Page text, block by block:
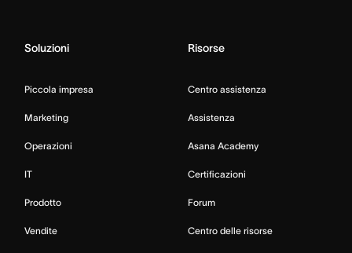
Soluzioni
Piccola impresa
Marketing
Operazioni
IT
Prodotto
Vendite
Risorse
Centro assistenza
Assistenza
Asana Academy
Certificazioni
Forum
Centro delle risorse